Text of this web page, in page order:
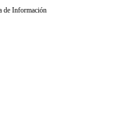
de Información